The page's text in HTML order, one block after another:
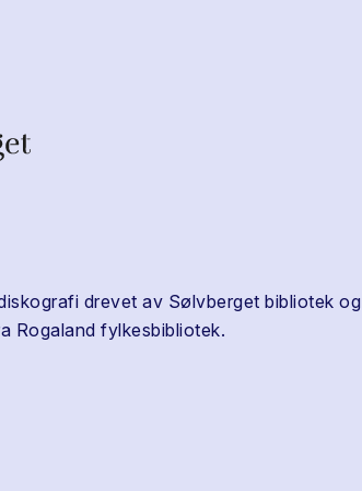
drevet av Sølvberget bibliotek og
Rogaland fylkesbibliotek.